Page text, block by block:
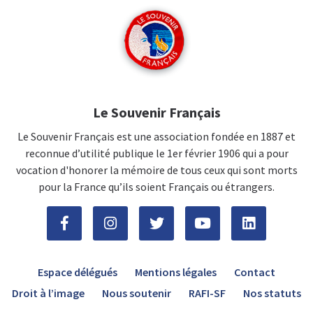
Le Souvenir Français
Le Souvenir Français est une association fondée en 1887 et
reconnue d’utilité publique le 1er février 1906 qui a pour
vocation d'honorer la mémoire de tous ceux qui sont morts
pour la France qu’ils soient Français ou étrangers.
Espace délégués Mentions légales
Contact
Droit à l’image
Nous soutenir RAFI-SF Nos statuts